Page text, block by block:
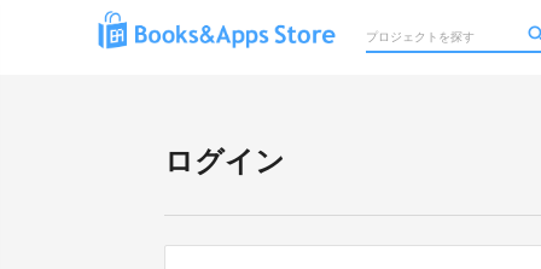
ログイン